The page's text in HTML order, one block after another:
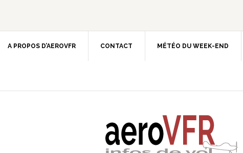
A PROPOS D’AEROVFR CONTACT MÉTÉO DU WEEK-END